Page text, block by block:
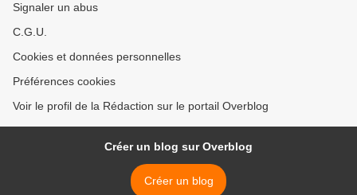
Signaler un abus
C.G.U.
Cookies et données personnelles
Préférences cookies
Voir le profil de la Rédaction sur le portail Overblog
Créer un blog sur Overblog
Créer un blog